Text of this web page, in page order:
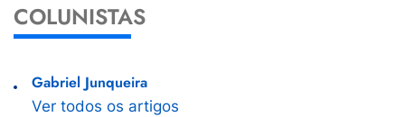
COLUNISTAS
Gabriel Junqueira
Ver todos os artigos